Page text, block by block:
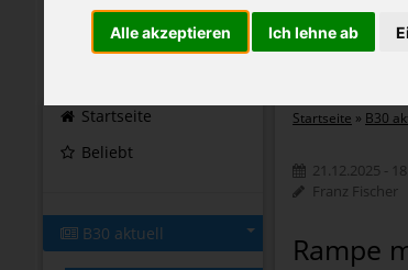
Alle akzeptieren Ich lehne ab
Startseite
Beliebt
B30 aktuell
Startseite » B30
21.12.2025 -
Franz Fischer
Rampe